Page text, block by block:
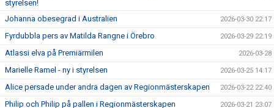
styrelsen!
Johanna obesegrad i Australien 2026-03-30 22:17
Fyrdubbla pers av Matilda Rangne i Örebro 2026-03-29 22:19
Atlassi elva på Premiärmilen 2026-03-28
Marielle Ramel - ny i styrelsen 2026-03-25 14:17
Alice persade under andra dagen av Regionmästerskapen 2026-03-22 22:40
Philip och Philip på pallen i Regionmästerskapen 2026-03-21 23:07